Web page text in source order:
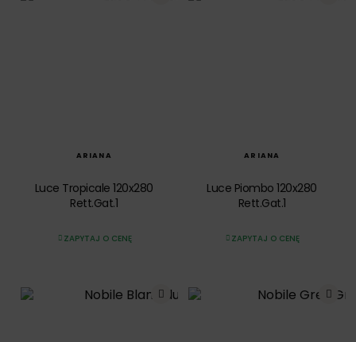
ARIANA
Luce Tropicale 120x280
Rett.Gat.1
ZAPYTAJ O CENĘ
ARIANA
Luce Piombo 120x280
Rett.Gat.1
ZAPYTAJ O CENĘ